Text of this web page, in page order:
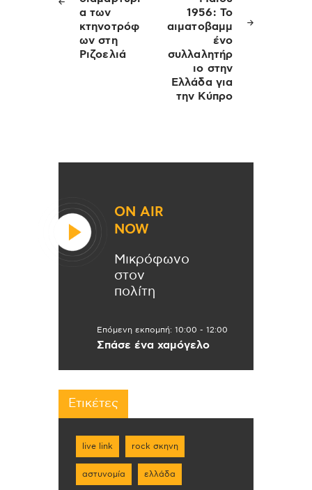
α των
κτηνοτρόφ
ων στη
Ριζοελιά
1956: Το
αιματοβαμμ
ένο
συλλαλητήρ
ιο στην
Ελλάδα για
την Κύπρο
ON AIR
NOW
Μικρόφωνο
στον
πολίτη
Επόμενη εκπομπή: 10:00 - 12:00
Σπάσε ένα χαμόγελο
Ετικέτες
live link rock σκηνη
αστυνομία ελλάδα